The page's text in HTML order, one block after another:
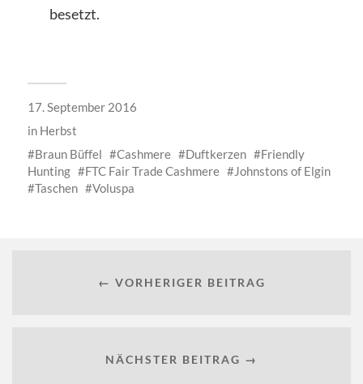
besetzt.
17. September 2016
in Herbst
Braun Büffel
Cashmere Duftkerzen
Friendly
Hunting
FTC Fair Trade Cashmere
Johnstons of Elgin
Taschen
Voluspa
← VORHERIGER BEITRAG
NÄCHSTER BEITRAG →